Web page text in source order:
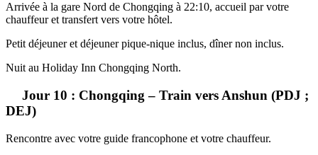
Arrivée à la gare Nord de Chongqing à 22:10, accueil par votre
chauffeur et transfert vers votre hôtel.
Petit déjeuner et déjeuner pique-nique inclus, dîner non inclus.
Nuit au Holiday Inn Chongqing North.
Jour 10 : Chongqing – Train vers Anshun (PDJ ;
DEJ)
Rencontre avec votre guide francophone et votre chauffeur.